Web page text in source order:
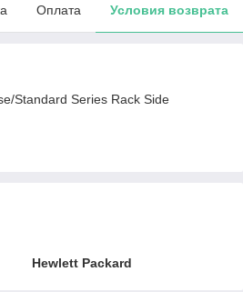
Оплата Условия возврата
Standard Series Rack Side
Hewlett Packard